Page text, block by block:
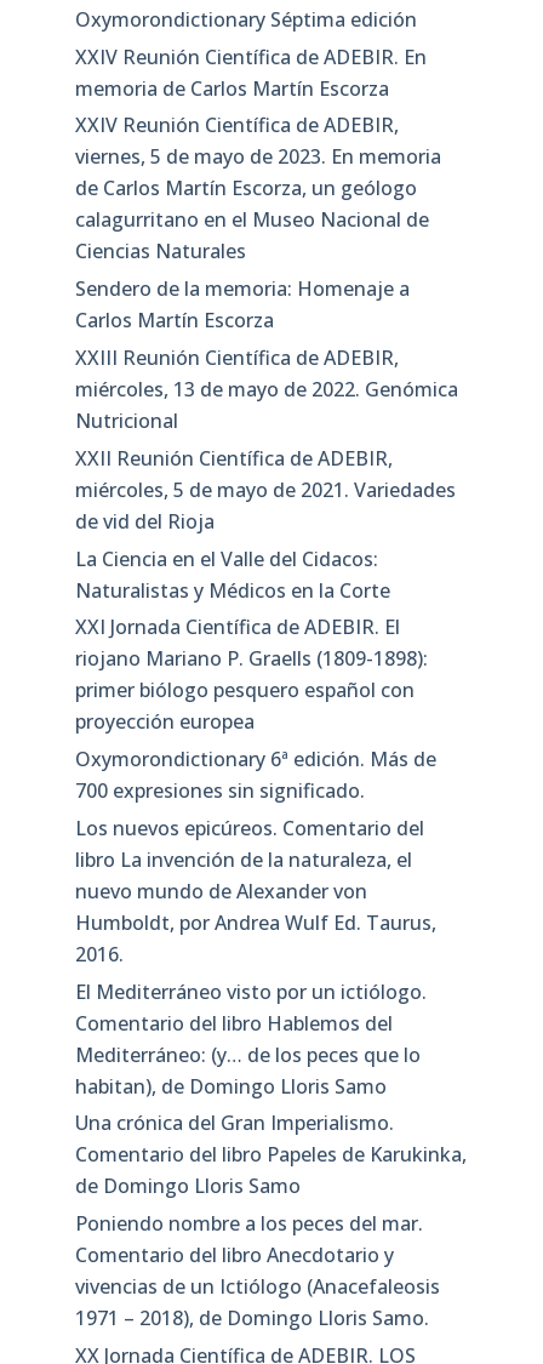
Oxymorondictionary Séptima edición
XXIV Reunión Científica de ADEBIR. En
memoria de Carlos Martín Escorza
XXIV Reunión Científica de ADEBIR,
viernes, 5 de mayo de 2023. En memoria
de Carlos Martín Escorza, un geólogo
calagurritano en el Museo Nacional de
Ciencias Naturales
Sendero de la memoria: Homenaje a
Carlos Martín Escorza
XXIII Reunión Científica de ADEBIR,
miércoles, 13 de mayo de 2022. Genómica
Nutricional
XXII Reunión Científica de ADEBIR,
miércoles, 5 de mayo de 2021. Variedades
de vid del Rioja
La Ciencia en el Valle del Cidacos:
Naturalistas y Médicos en la Corte
XXI Jornada Científica de ADEBIR. El
riojano Mariano P. Graells (1809-1898):
primer biólogo pesquero español con
proyección europea
Oxymorondictionary 6ª edición. Más de
700 expresiones sin significado.
Los nuevos epicúreos. Comentario del
libro La invención de la naturaleza, el
nuevo mundo de Alexander von
Humboldt, por Andrea Wulf Ed. Taurus,
2016.
El Mediterráneo visto por un ictiólogo.
Comentario del libro Hablemos del
Mediterráneo: (y… de los peces que lo
habitan), de Domingo Lloris Samo
Una crónica del Gran Imperialismo.
Comentario del libro Papeles de Karukinka,
de Domingo Lloris Samo
Poniendo nombre a los peces del mar.
Comentario del libro Anecdotario y
vivencias de un Ictiólogo (Anacefaleosis
1971 – 2018), de Domingo Lloris Samo.
XX Jornada Científica de ADEBIR. LOS